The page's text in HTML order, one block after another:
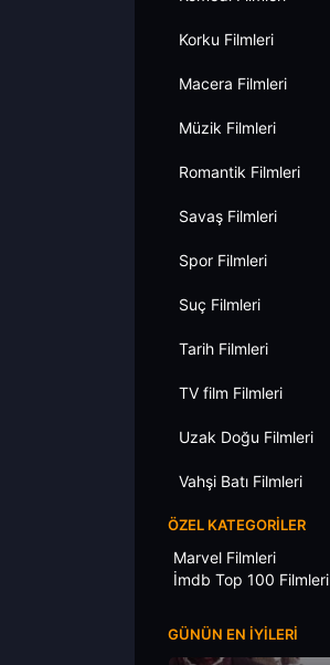
Korku Filmleri
Macera Filmleri
Müzik Filmleri
Romantik Filmleri
Savaş Filmleri
Spor Filmleri
Suç Filmleri
Tarih Filmleri
TV film Filmleri
Uzak Doğu Filmleri
Vahşi Batı Filmleri
ÖZEL KATEGORILER
Marvel Filmleri
İmdb Top 100 Filmleri
GÜNÜN EN İYILERI